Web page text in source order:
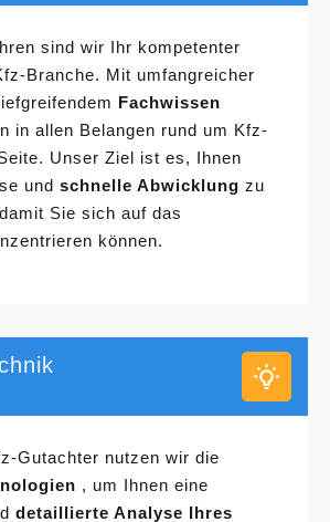
sind wir Ihr kompetenter
Branche. Mit umfangreicher
Fachwissen
in allen Belangen rund um Kfz-
Unser Ziel ist es, Ihnen
und schnelle Abwicklung zu
Sie sich auf das
können.
Gutachter nutzen wir die
, um Ihnen eine
detaillierte Analyse Ihres